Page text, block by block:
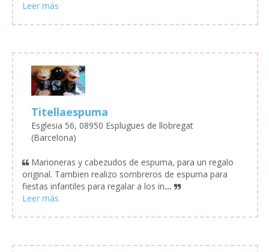
Titellaespuma
Esglesia 56, 08950 Esplugues de llobregat
(Barcelona)
Marioneras y cabezudos de espuma, para un regalo
original. Tambien realizo sombreros de espuma para
fiestas infantiles para regalar a los in...